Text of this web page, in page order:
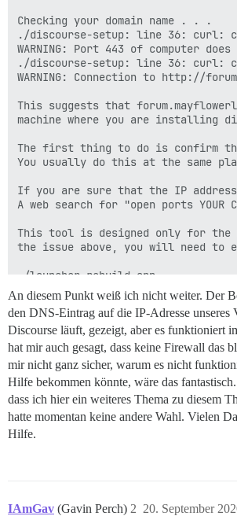
Checking your domain name . . .
./discourse-setup: line 36: curl:
WARNING: Port 443 of computer
./discourse-setup: line 36: curl:
WARNING: Connection to http://
This suggests that
machine where you are installing
The first thing to do is confirm
You usually do this at the same
If you are sure that the IP
A web search for "open ports YOUR
This tool is designed only for the
the issue above, you will need to
./launcher rebuild app
An diesem Punkt weiß ich nicht weiter. Der
den DNS-Eintrag auf die IP-Adresse unseres
Discourse läuft, gezeigt, aber es funktioniert
hat mir auch gesagt, dass keine Firewall das
mir nicht ganz sicher, warum es nicht
Hilfe bekommen könnte, wäre das
dass ich hier ein weiteres Thema zu diesem
hatte momentan keine andere Wahl. Vielen
Hilfe.
IAmGav (Gavin Perch) 20. September
2